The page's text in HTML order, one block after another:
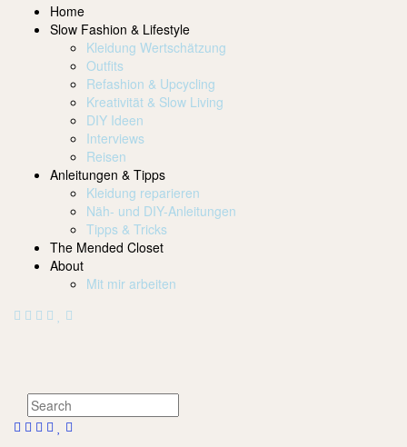
Home
Slow Fashion & Lifestyle
Kleidung Wertschätzung
Outfits
Refashion & Upcycling
Kreativität & Slow Living
DIY Ideen
Interviews
Reisen
Anleitungen & Tipps
Kleidung reparieren
Näh- und DIY-Anleitungen
Tipps & Tricks
The Mended Closet
About
Mit mir arbeiten